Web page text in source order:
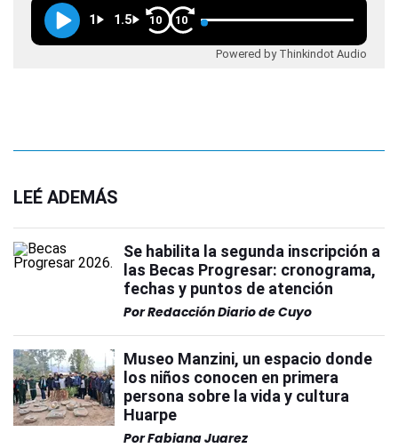
1 1.5 10 10
Powered by Thinkindot Audio
LEÉ ADEMÁS
Se habilita la segunda inscripción a
las Becas Progresar: cronograma,
fechas y puntos de atención
PorRedacción Diario de Cuyo
Museo Manzini, un espacio donde
los niños conocen en primera
persona sobre la vida y cultura
Huarpe
PorFabiana Juarez